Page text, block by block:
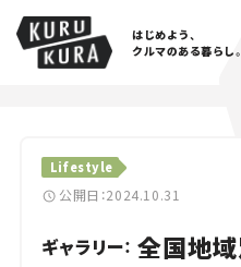
はじめよう、
クルマのある暮らし。
Lifestyle
公開日：2024.10.31
ギャラリー： 全国地
Cars
Lifestyle